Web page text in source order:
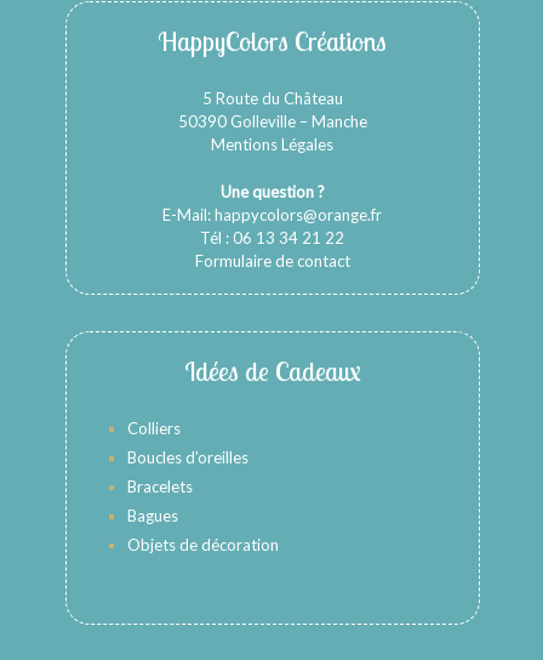
HappyColors Créations
5 Route du Château
50390 Golleville – Manche
Mentions Légales
Une question ?
E-Mail:happycolors@orange.fr
Tél : 06 13 34 21 22
Formulaire de contact
Idées de Cadeaux
Colliers
Boucles d’oreilles
Bracelets
Bagues
Objets de décoration